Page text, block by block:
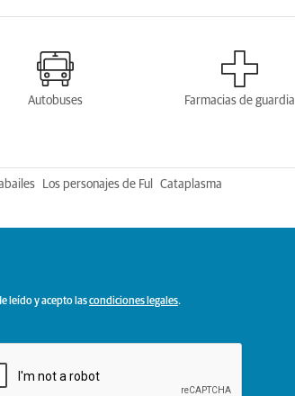
Autobuses Farmacias de guardia
Los personajes de Ful Cataplasma
leído y acepto lascondiciones legales.